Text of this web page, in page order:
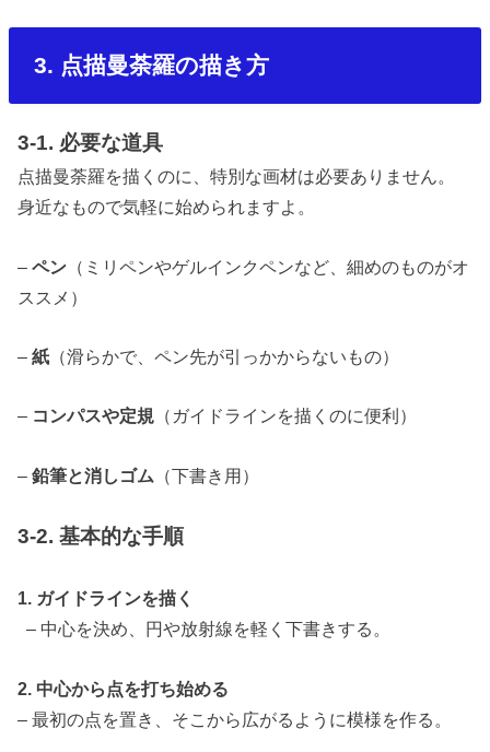
3. 点描曼荼羅の描き方
3-1. 必要な道具
点描曼荼羅を描くのに、特別な画材は必要ありません。
身近なもので気軽に始められますよ。
–ペン （ミリペンやゲルインクペンなど、細めのものがオ
ススメ）
–紙 （滑らかで、ペン先が引っかからないもの）
– コンパスや定規 （ガイドラインを描くのに便利）
–鉛筆と消しゴム （下書き用）
3-2. 基本的な手順
1. ガイドラインを描く
– 中心を決め、円や放射線を軽く下書きする。
2. 中心から点を打ち始める
– 最初の点を置き、そこから広がるように模様を作る。